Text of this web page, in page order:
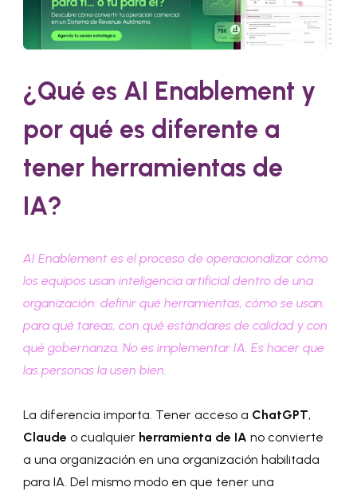
¿Qué es AI Enablement y
por qué es diferente a
tener herramientas de
IA?
AI Enablement es el proceso de operacionalizar cómo
los equipos usan inteligencia artificial dentro de una
organización: definir qué herramientas, cómo se usan,
para qué tareas, con qué estándares de calidad y con
qué gobernanza. No es implementar IA. Es hacer que
las personas la usen bien.
La diferencia importa. Tener acceso a ChatGPT,
Claudeo cualquier herramienta de IA no convierte
a una organización en una organización habilitada
para IA. Del mismo modo en que tener una